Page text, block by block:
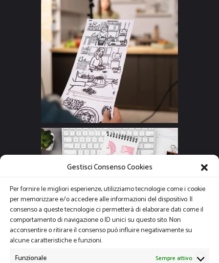
Gestisci Consenso Cookies
Per fornire le migliori esperienze, utilizziamo tecnologie come i cookie
per memorizzare e/o accedere alle informazioni del dispositivo. Il
consenso a queste tecnologie ci permetterà di elaborare dati come il
comportamento di navigazione o ID unici su questo sito. Non
acconsentire o ritirare il consenso può influire negativamente su
alcune caratteristiche e funzioni.
Funzionale
Sempre attivo